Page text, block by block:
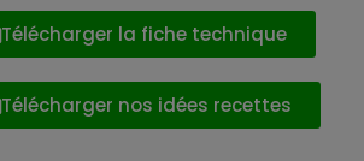
Télécharger la fiche technique
Télécharger nos idées recettes